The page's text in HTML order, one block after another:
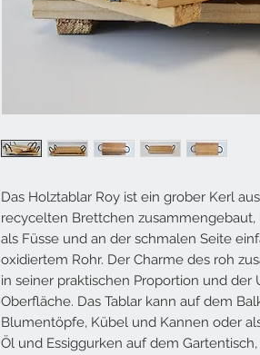
Das Holztablar Roy ist ein grober Kerl
recycelten Brettchen
als Füsse und an der schmalen Seite
oxidiertem Rohr. Der Charme des roh
in seiner praktischen Proportion und
Oberfläche. Das Tablar kann auf dem
Blumentöpfe, Kübel und Kannen oder
Öl und Essiggurken auf dem